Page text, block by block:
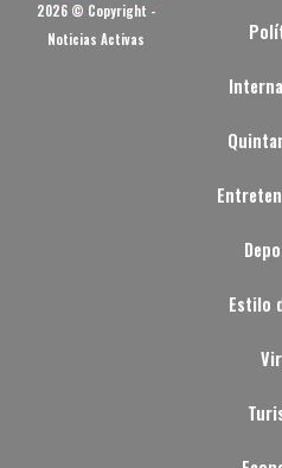
2026 © Copyright -
Noticias Activas
Estilo